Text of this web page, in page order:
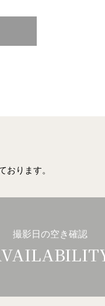
おります。
撮影日の空き確認